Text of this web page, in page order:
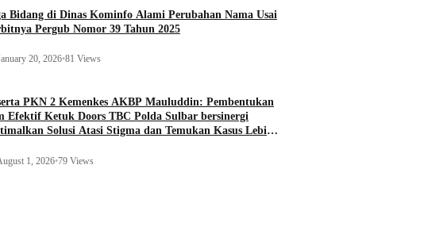
Bidang di Dinas Kominfo Alami Perubahan Nama Usai
Pergub Nomor 39 Tahun 2025
20, 2026•81 Views
PKN 2 Kemenkes AKBP Mauluddin: Pembentukan
Efektif Ketuk Doors TBC Polda Sulbar bersinergi
Solusi Atasi Stigma dan Temukan Kasus Lebih
1, 2026•79 Views